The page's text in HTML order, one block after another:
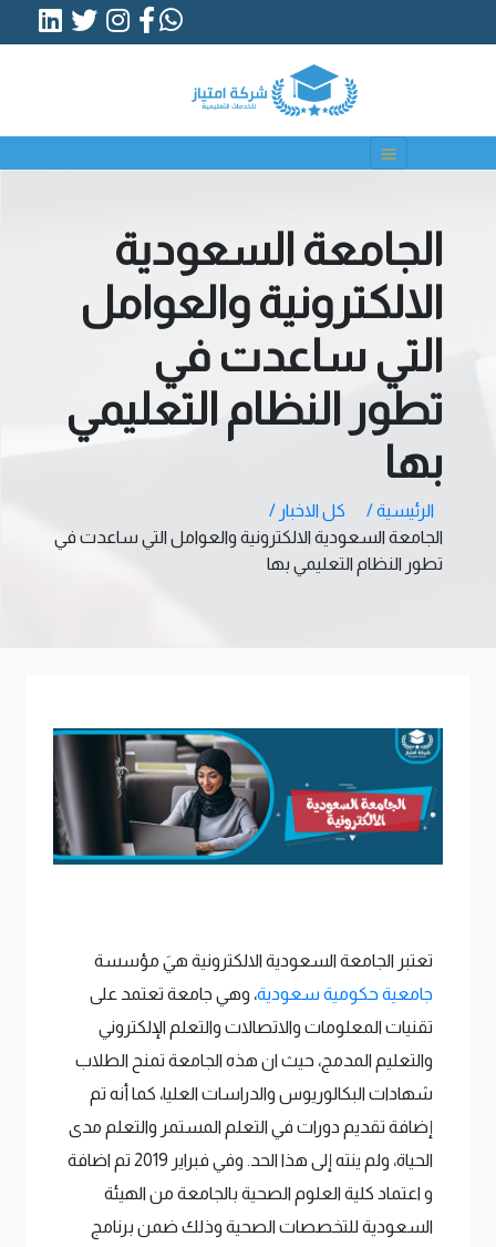
الجامعة السعودية
الالكترونية والعوامل
التي ساعدت في
تطور النظام التعليمي
بها
الرئيسية /
كل الاخبار /
الجامعة السعودية الالكترونية والعوامل التي ساعدت في
تطور النظام التعليمي بها
تعتبر الجامعة السعودية الالكترونية هيَ مؤسسة
جامعية حكومية سعودية، وهي جامعة تعتمد على
تقنيات المعلومات والاتصالات والتعلم الإلكتروني
والتعليم المدمج، حيث ان هذه الجامعة تمنح الطلاب
شهادات البكالوريوس والدراسات العليا، كما أنه تم
إضافة تقديم دورات في التعلم المستمر والتعلم مدى
الحياة، ولم ينته إلى هذا الحد. وفي فبراير 2019 تم اضافة
و اعتماد كلية العلوم الصحية بالجامعة من الهيئة
السعودية للتخصصات الصحية وذلك ضمن برنامج